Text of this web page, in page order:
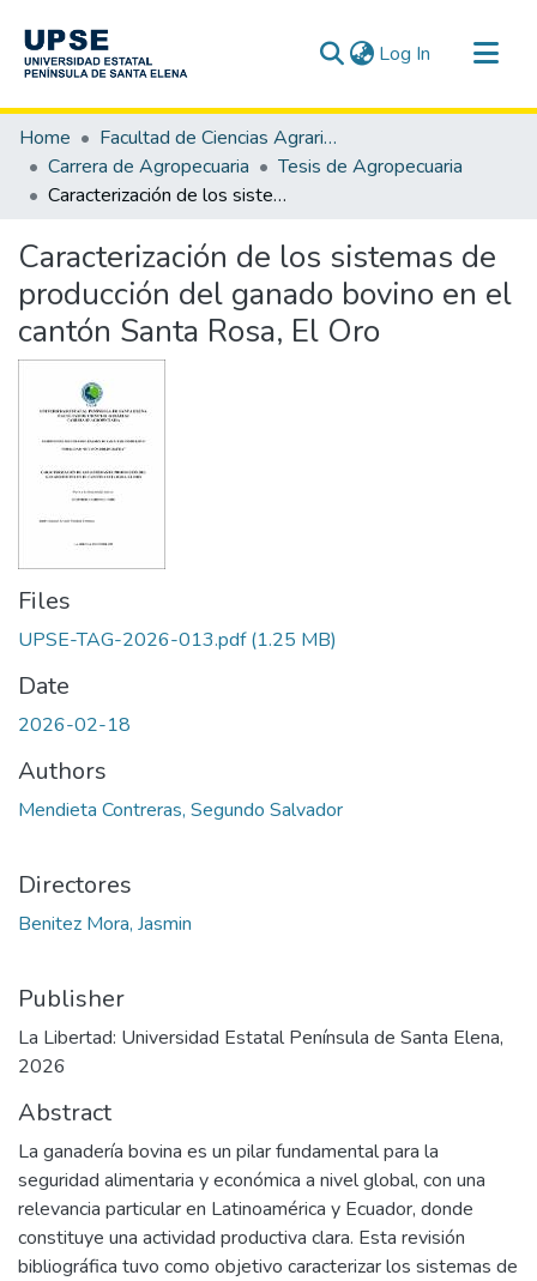
Log In (current)
Communities & Collections
All of DSpace
Statistics
Home
Facultad de Ciencias Agrarias
Carrera de Agropecuaria
Tesis de Agropecuaria
Caracterización de los sistemas de producción del ganado bovino en el cantón Santa Rosa, El Oro
Caracterización de los sistemas de
producción del ganado bovino en el
cantón Santa Rosa, El Oro
Files
UPSE-TAG-2026-013.pdf(1.25 MB)
Date
2026-02-18
Authors
Mendieta Contreras, Segundo Salvador
Directores
Benitez Mora, Jasmin
Publisher
La Libertad: Universidad Estatal Península de Santa Elena,
2026
Abstract
La ganadería bovina es un pilar fundamental para la
seguridad alimentaria y económica a nivel global, con una
relevancia particular en Latinoamérica y Ecuador, donde
constituye una actividad productiva clara. Esta revisión
bibliográfica tuvo como objetivo caracterizar los sistemas de